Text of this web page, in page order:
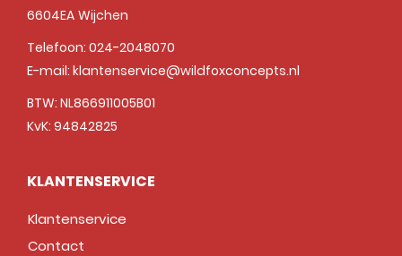
6604EA Wijchen
Telefoon: 024-2048070
E-mail: klantenservice@wildfoxconcepts.nl
BTW: NL866911005B01
KvK: 94842825
KLANTENSERVICE
Klantenservice
Contact